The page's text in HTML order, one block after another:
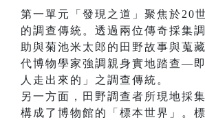
第一單元「發現之道」聚焦於20
的調查傳統。透過兩位傳奇採集
助與菊池米太郎的田野故事與蒐
代博物學家強調親身實地踏查—
人走出來的」之調查傳統。
另一方面，田野調查者所現地採
構成了博物館的「標本世界」。